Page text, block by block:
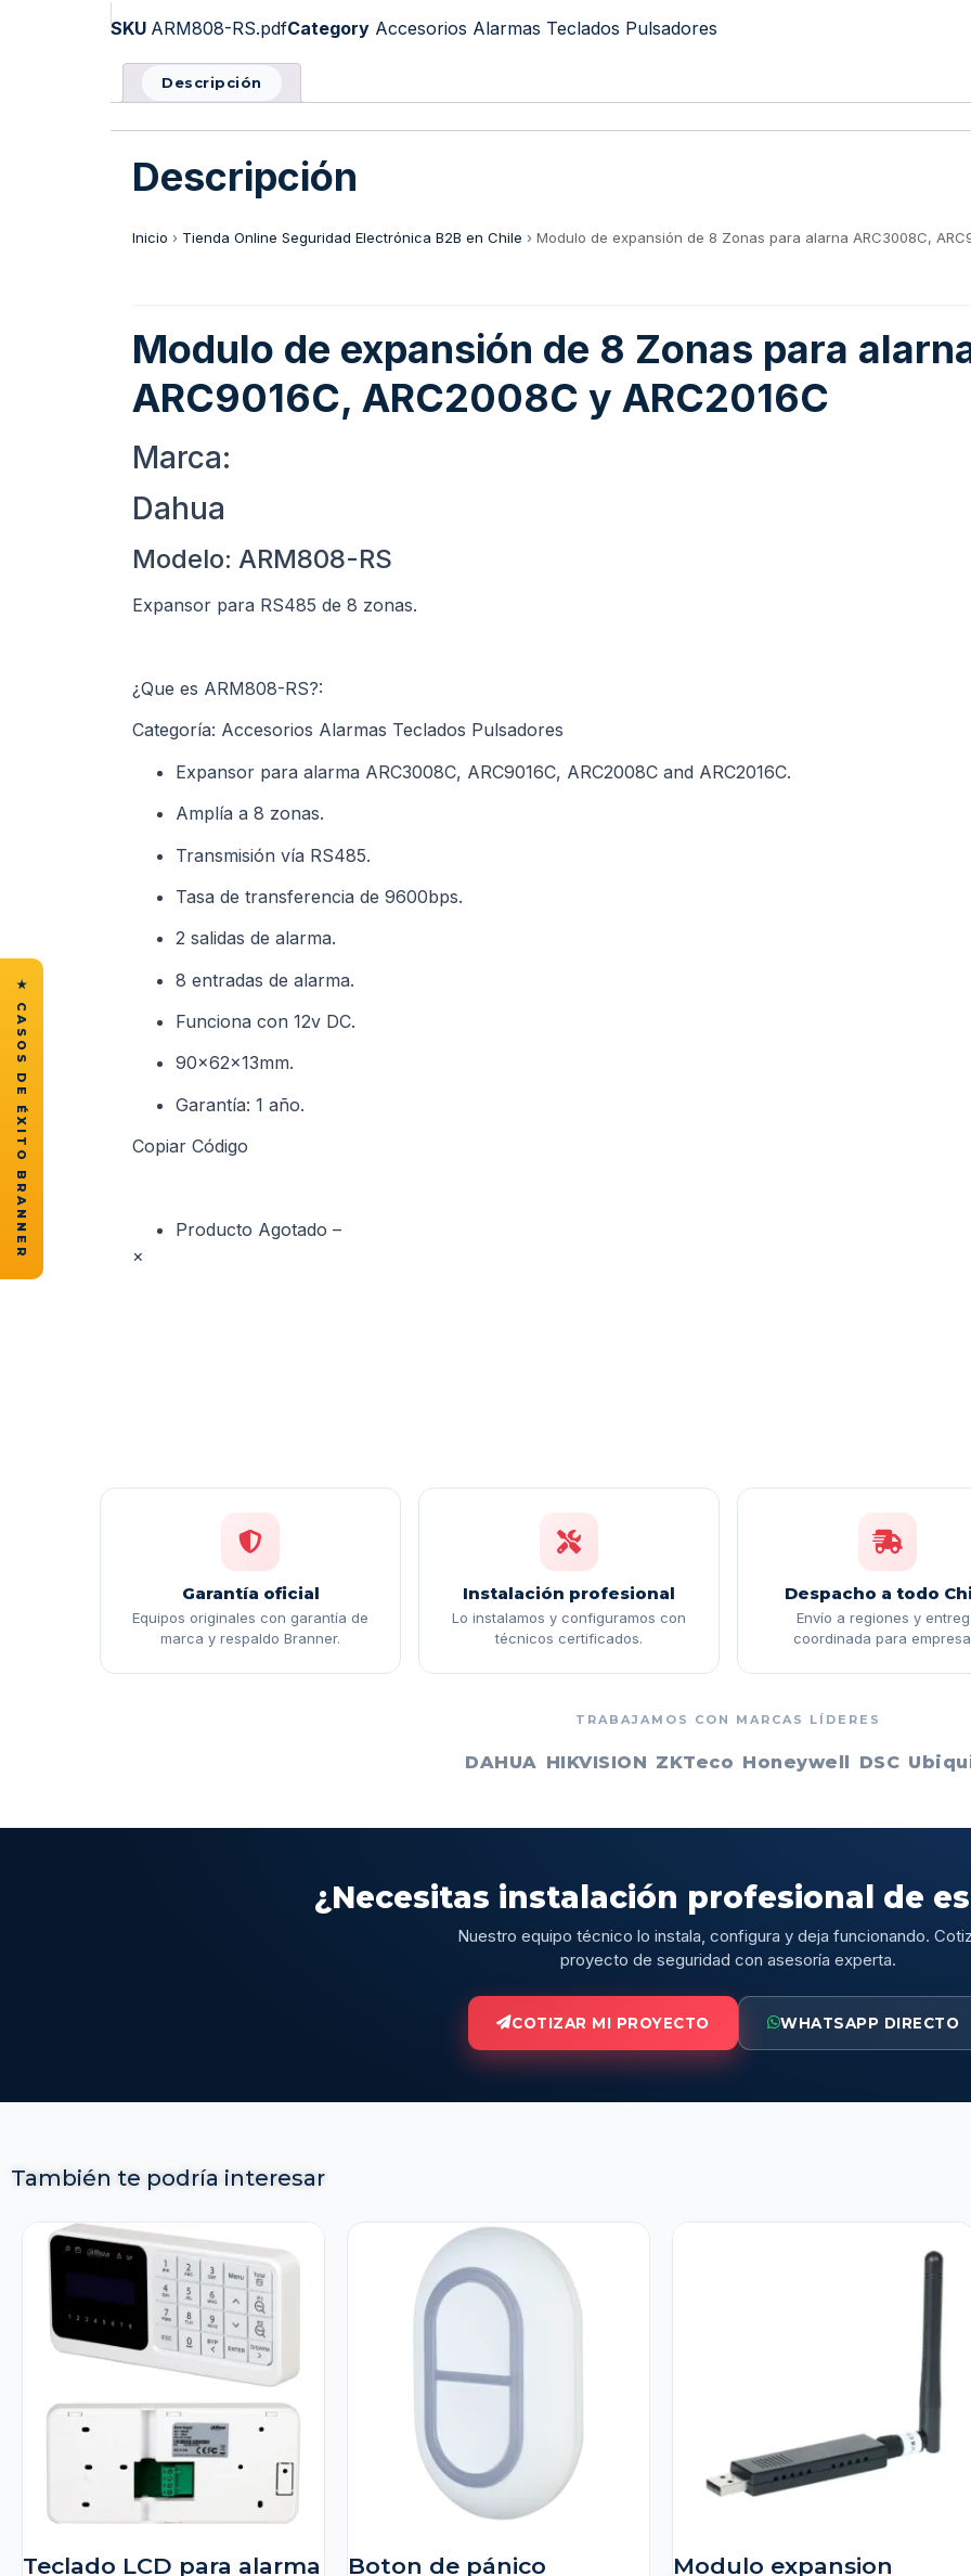
SKU ARM808-RS.pdfCategory Accesorios Alarmas Teclados Pulsadores
Descripción
Descripción
Inicio › Tienda Online Seguridad Electrónica B2B en Chile › Modulo de expansión de 8 Zonas para alarna ARC3008C,
Modulo de expansión de 8 Zonas para
ARC9016C, ARC2008C y ARC2016C
Marca:
Dahua
Modelo: ARM808-RS
Expansor para RS485 de 8 zonas.
¿Que es ARM808-RS?:
Categoría: Accesorios Alarmas Teclados Pulsadores
Expansor para alarma ARC3008C, ARC9016C, ARC2008C and ARC2016C.
Amplía a 8 zonas.
Transmisión vía RS485.
Tasa de transferencia de 9600bps.
2 salidas de alarma.
8 entradas de alarma.
Funciona con 12v DC.
90x62x13mm.
Garantía: 1 año.
Copiar Código
Producto Agotado –
×
Garantía oficial
Equipos originales con garantía de
marca y respaldo Branner.
Instalación profesional
Lo instalamos y configuramos con
técnicos certificados.
Despacho a todo
Envío a regiones y
coordinada para
TRABAJAMOS CON MARCAS LÍDERES
DAHUA HIKVISION ZKTeco Honeywell DSC
¿Necesitas instalación profesional de
Nuestro equipo técnico lo instala, configura y deja funcionando.
proyecto de seguridad con asesoría experta.
COTIZAR MI PROYECTO WHATSAPP DIRECTO
También te podría interesar
Teclado LCD para alarma Boton de pánico Modulo expansion
★ CASOS DE ÉXITO BRANNER